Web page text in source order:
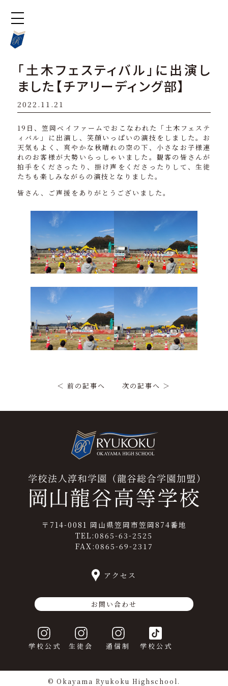
「土木フェスティバル」に出演し
ました【チアリーディング部】
2022.11.21
19日、笠岡ベイファームでおこなわれた「土木フェステ
ィバル」に出演し、笑顔いっぱいの演技をしました。お
天気もよく、爽やかな秋晴れの空の下、小さなお子様連
れのお客様が大勢いらっしゃいました。観客の皆さんが
拍手をくださったり、掛け声をくださったりして、生徒
たちも楽しみながらの演技となりました。
皆さん、ご声援をありがとうございました。
＜ 前の記事へ 次の記事へ ＞
〒714-0081 岡山県笠岡市笠岡874番地
TEL:0865-63-2525
FAX:0865-69-2317
アクセス
お問い合わせ
学校公式 生徒会 通信制 学校公式
© Okayama Ryukoku Highschool.